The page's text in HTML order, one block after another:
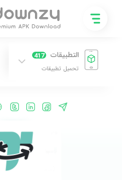
التطبيقات 417
تحميل تطبيقات